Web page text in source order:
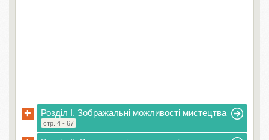
+ Розділ I. Зображальні можливості мистецтва
стр. 4 - 67